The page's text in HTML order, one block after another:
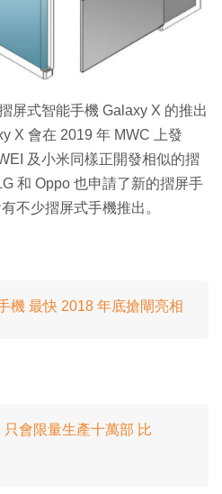
屏式智能手機 Galaxy X 的推出
X 會在 2019 年 MWC 上發
及小米同樣正開發相似的摺
和 Oppo 也申請了新的摺屏手
不少摺屏式手機推出。
機 最快 2018 年底搶閘亮相
會限量生產十萬部 比